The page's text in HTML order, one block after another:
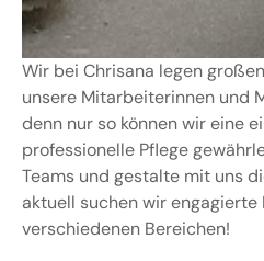
Wir bei Chrisana legen
unsere Mitarbeiterinnen und
denn nur so können wir eine
professionelle Pflege
Teams und gestalte mit uns
aktuell suchen wir engagierte
verschiedenen Bereichen!